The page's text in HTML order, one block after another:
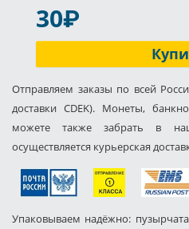
30P
Отправляем заказы по всей
доставки CDEK). Монеты,
можете также забрать в
осуществляется курьерская
Упаковываем надёжно: